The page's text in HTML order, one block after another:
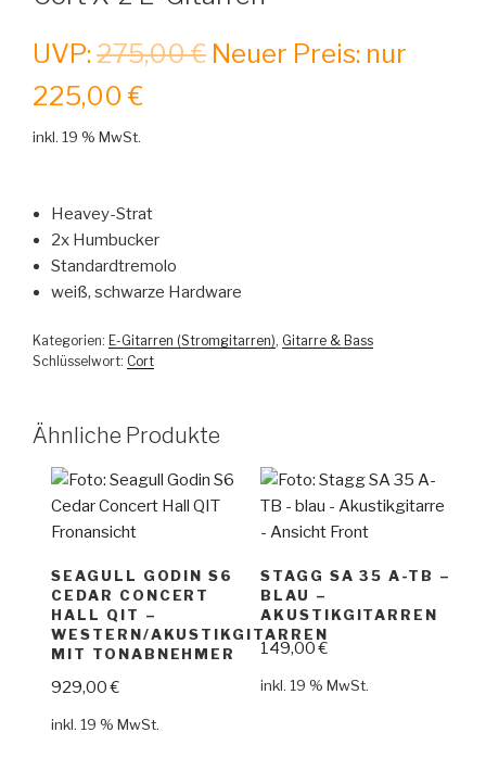
UVP: 275,00€ Neuer Preis: nur
225,00 €
inkl. 19 % MwSt.
Heavey-Strat
2x Humbucker
Standardtremolo
weiß, schwarze Hardware
Kategorien: E-Gitarren (Stromgitarren), Gitarre & Bass
Schlüsselwort: Cort
Ähnliche Produkte
SEAGULL GODIN S6
CEDAR CONCERT
HALL QIT –
WESTERN/AKUSTIKGITARREN
MIT TONABNEHMER
929,00€
inkl. 19 % MwSt.
STAGG SA 35 A-TB –
BLAU –
AKUSTIKGITARREN
149,00€
inkl. 19 % MwSt.